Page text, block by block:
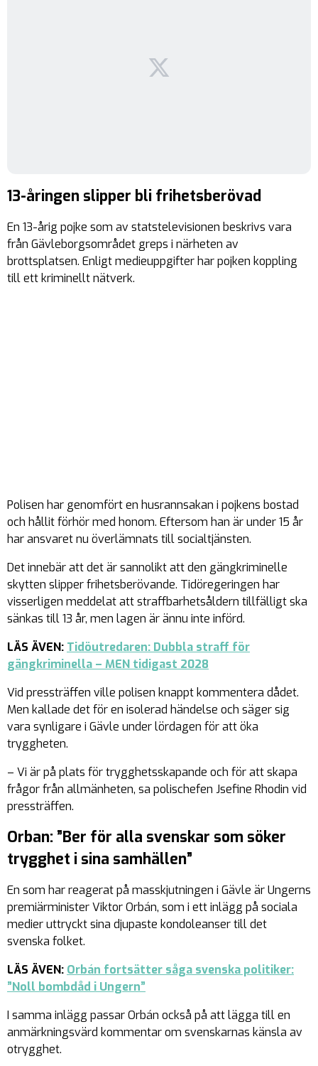
13-åringen slipper bli frihetsberövad
En 13-årig pojke som av statstelevisionen beskrivs vara
från Gävleborgsområdet greps i närheten av
brottsplatsen. Enligt medieuppgifter har pojken koppling
till ett kriminellt nätverk.
Polisen har genomfört en husrannsakan i pojkens bostad
och hållit förhör med honom. Eftersom han är under 15 år
har ansvaret nu överlämnats till socialtjänsten.
Det innebär att det är sannolikt att den gängkriminelle
skytten slipper frihetsberövande. Tidöregeringen har
visserligen meddelat att straffbarhetsåldern tillfälligt ska
sänkas till 13 år, men lagen är ännu inte införd.
LÄS ÄVEN: Tidöutredaren: Dubbla straff för
gängkriminella – MEN tidigast 2028
Vid pressträffen ville polisen knappt kommentera dådet.
Men kallade det för en isolerad händelse och säger sig
vara synligare i Gävle under lördagen för att öka
tryggheten.
– Vi är på plats för trygghetsskapande och för att skapa
frågor från allmänheten, sa polischefen Jsefine Rhodin vid
pressträffen.
Orban: ”Ber för alla svenskar som söker
trygghet i sina samhällen”
En som har reagerat på masskjutningen i Gävle är Ungerns
premiärminister Viktor Orbán, som i ett inlägg på sociala
medier uttryckt sina djupaste kondoleanser till det
svenska folket.
LÄS ÄVEN: Orbán fortsätter såga svenska politiker:
”Noll bombdåd i Ungern”
I samma inlägg passar Orbán också på att lägga till en
anmärkningsvärd kommentar om svenskarnas känsla av
otrygghet.